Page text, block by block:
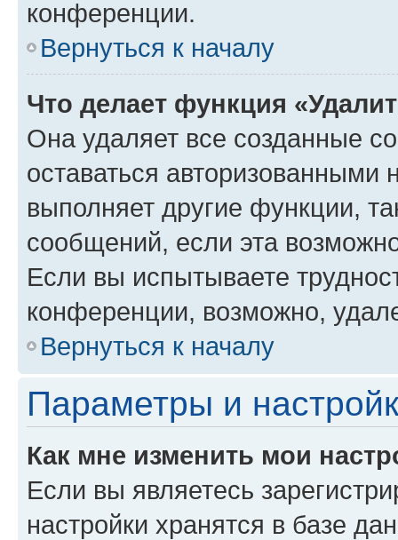
конференции.
Вернуться к началу
Что делает функция
Она удаляет все созданные
оставаться авторизованными
выполняет другие функции,
сообщений, если эта
Если вы испытываете
конференции, возможно,
Вернуться к началу
Параметры и
Как мне изменить мои
Если вы являетесь
настройки хранятся в базе